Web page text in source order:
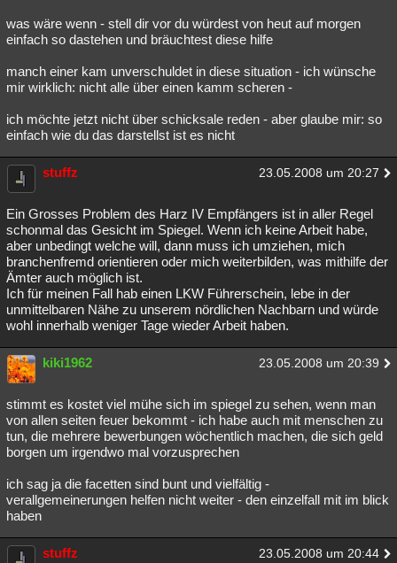
was wäre wenn - stell dir vor du würdest von heut auf morgen
einfach so dastehen und bräuchtest diese hilfe
manch einer kam unverschuldet in diese situation - ich wünsche
mir wirklich: nicht alle über einen kamm scheren -
ich möchte jetzt nicht über schicksale reden - aber glaube mir: so
einfach wie du das darstellst ist es nicht
stuffz 23.05.2008 um 20:27
Ein Grosses Problem des Harz IV Empfängers ist in aller Regel
schonmal das Gesicht im Spiegel. Wenn ich keine Arbeit habe,
aber unbedingt welche will, dann muss ich umziehen, mich
branchenfremd orientieren oder mich weiterbilden, was mithilfe der
Ämter auch möglich ist.
Ich für meinen Fall hab einen LKW Führerschein, lebe in der
unmittelbaren Nähe zu unserem nördlichen Nachbarn und würde
wohl innerhalb weniger Tage wieder Arbeit haben.
kiki1962 23.05.2008 um 20:39
stimmt es kostet viel mühe sich im spiegel zu sehen, wenn man
von allen seiten feuer bekommt - ich habe auch mit menschen zu
tun, die mehrere bewerbungen wöchentlich machen, die sich geld
borgen um irgendwo mal vorzusprechen
ich sag ja die facetten sind bunt und vielfältig -
verallgemeinerungen helfen nicht weiter - den einzelfall mit im blick
haben
stuffz 23.05.2008 um 20:44